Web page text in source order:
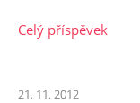
Celý příspěvek
21. 11. 2012